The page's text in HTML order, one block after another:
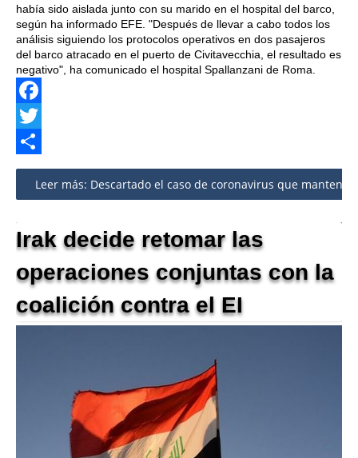
había sido aislada junto con su marido en el hospital del barco,
según ha informado EFE. "Después de llevar a cabo todos los
análisis siguiendo los protocolos operativos en dos pasajeros
del barco atracado en el puerto de Civitavecchia, el resultado es
negativo", ha comunicado el hospital Spallanzani de Roma.
Facebook
Twitter
Share
Leer más: Descartado el caso de coronavirus que
Irak decide retomar las
operaciones conjuntas con la
coalición contra el EI